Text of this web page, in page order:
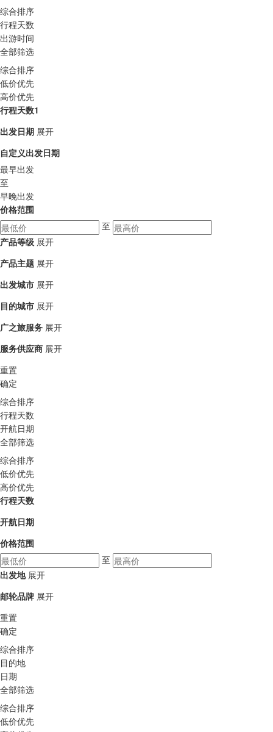
综合排序
行程天数
出游时间
全部筛选
综合排序
低价优先
高价优先
行程天数1
出发日期 展开
自定义出发日期
最早出发
至
早晚出发
价格范围
至
产品等级 展开
产品主题 展开
出发城市 展开
目的城市 展开
广之旅服务 展开
服务供应商 展开
重置
确定
综合排序
行程天数
开航日期
全部筛选
综合排序
低价优先
高价优先
行程天数
开航日期
价格范围
至
出发地 展开
邮轮品牌 展开
重置
确定
综合排序
目的地
日期
全部筛选
综合排序
低价优先